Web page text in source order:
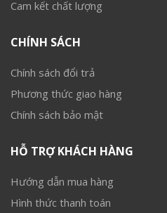
Cam kết chất lượng
CHÍNH SÁCH
Chính sách đổi trả
Phương thức giao hàng
Chính sách bảo mật
HỖ TRỢ KHÁCH HÀNG
Hướng dẫn mua hàng
Hình thức thanh toán